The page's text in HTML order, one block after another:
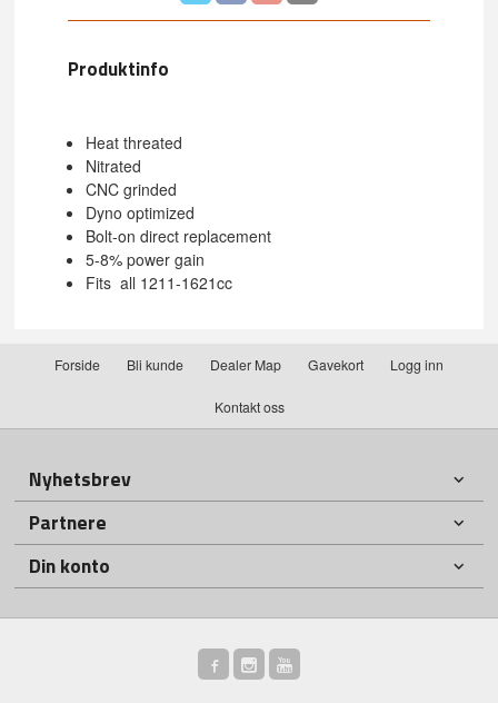
Produktinfo
Heat threated
Nitrated
CNC grinded
Dyno optimized
Bolt-on direct replacement
5-8% power gain
Fits all 1211-1621cc
Forside Bli kunde Dealer Map Gavekort Logg inn
Kontakt oss
Nyhetsbrev
Partnere
Din konto